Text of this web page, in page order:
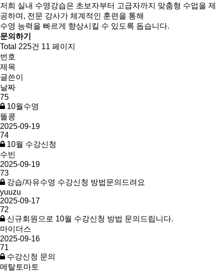
저희 실내 수영강습은 초보자부터 고급자까지 맞춤형 수업을 제
공하며, 전문 강사가 체계적인 훈련을 통해
수영 능력을 빠르게 향상시킬 수 있도록 돕습니다.
문의하기
Total 225건 11 페이지
번호
제목
글쓴이
날짜
75
10월수영
똘콩
2025-09-19
74
10월 수강신청
수빈
2025-09-19
73
강습/자유수영 수강신청 방법문의드려요
yuuzu
2025-09-17
72
신규회원으로 10월 수강신청 방법 문의드립니다.
마이더스
2025-09-16
71
수강신청 문의
메탈토마토